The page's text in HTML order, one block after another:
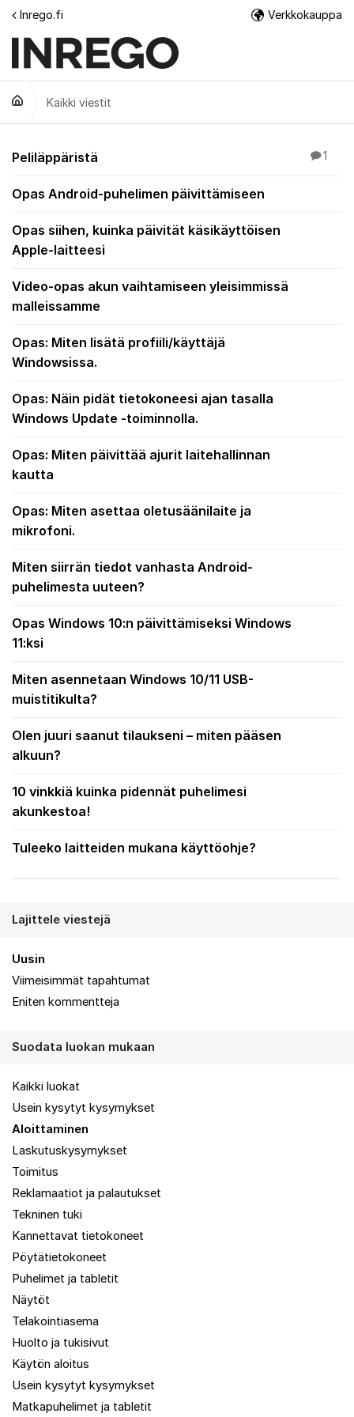
Siirry sisältöön
Inrego.fi Verkkokauppa
Kaikki viestit
Kaikki viestit
Peliläppäristä 1
Opas Android-puhelimen päivittämiseen
Opas siihen, kuinka päivität käsikäyttöisen
Apple-laitteesi
Video-opas akun vaihtamiseen yleisimmissä
malleissamme
Opas: Miten lisätä profiili/käyttäjä
Windowsissa.
Opas: Näin pidät tietokoneesi ajan tasalla
Windows Update -toiminnolla.
Opas: Miten päivittää ajurit laitehallinnan
kautta
Opas: Miten asettaa oletusäänilaite ja
mikrofoni.
Miten siirrän tiedot vanhasta Android-
puhelimesta uuteen?
Opas Windows 10:n päivittämiseksi Windows
11:ksi
Miten asennetaan Windows 10/11 USB-
muistitikulta?
Olen juuri saanut tilaukseni – miten pääsen
alkuun?
10 vinkkiä kuinka pidennät puhelimesi
akunkestoa!
Tuleeko laitteiden mukana käyttöohje?
Lajittele viestejä
Uusin
Viimeisimmät tapahtumat
Eniten kommentteja
Suodata luokan mukaan
Kaikki luokat
Usein kysytyt kysymykset
Aloittaminen
Laskutuskysymykset
Toimitus
Reklamaatiot ja palautukset
Tekninen tuki
Kannettavat tietokoneet
Pöytätietokoneet
Puhelimet ja tabletit
Näytöt
Telakointiasema
Huolto ja tukisivut
Käytön aloitus
Usein kysytyt kysymykset
Matkapuhelimet ja tabletit